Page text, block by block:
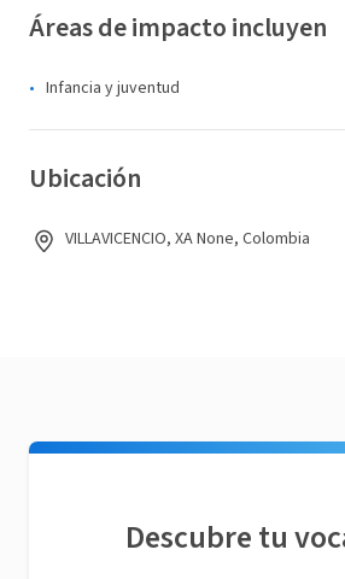
Áreas de impacto incluyen
Infancia y juventud
Ubicación
VILLAVICENCIO, XA None, Colombia
Descubre tu